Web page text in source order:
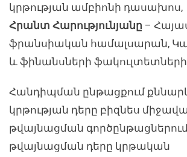
կրթության ամբիոնի դասախոս,
Հրանտ Հարությունյանը –
ֆրանսիական համալսարան,
և ֆինանսների
Հանդիպման ընթացքում
կրթության դերը բիզնես
թվայնացման
թվայնացման դերը կրթական